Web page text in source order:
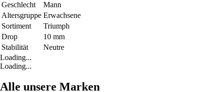
Geschlecht
Mann
Altersgruppe Erwachsene
Sortiment
Triumph
Drop
10 mm
Stabilität
Neutre
Loading...
Loading...
Alle unsere Marken